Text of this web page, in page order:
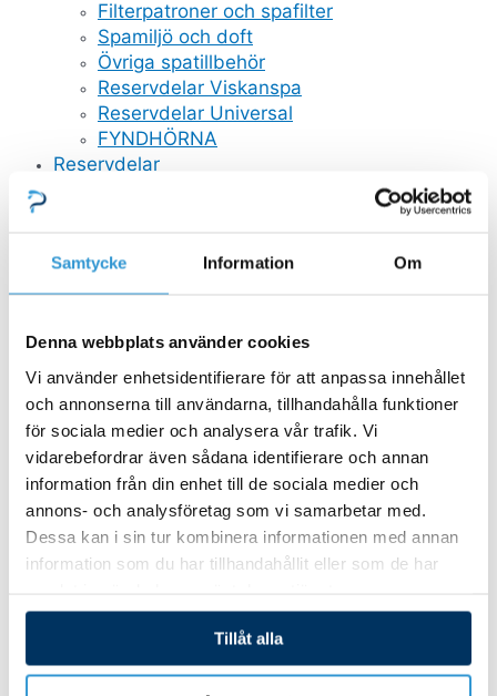
Samtycke Information Om
Denna webbplats använder cookies
Vi använder enhetsidentifierare för att anpassa innehållet
och annonserna till användarna, tillhandahålla funktioner
för sociala medier och analysera vår trafik. Vi
vidarebefordrar även sådana identifierare och annan
information från din enhet till de sociala medier och
annons- och analysföretag som vi samarbetar med.
Dessa kan i sin tur kombinera informationen med annan
information som du har tillhandahållit eller som de har
Tillåt alla
Filterpatroner och spafilter
Spamiljö och doft
Övriga spatillbehör
Reservdelar Viskanspa
Reservdelar Universal
FYNDHÖRNA
Reservdelar
Mät och doserutrustning
GULLBERG JANSSON RESERVDELAR
Pooltak
Pooltak Leia
Pooltak Nova Comfort
Poolrobotar
Belysning och plastdetaljer
GULLBERG JANSSON VATTENRENING
Poolvärmepumpar
Saltklorinator
Cirkulationspumpar
Magnapool